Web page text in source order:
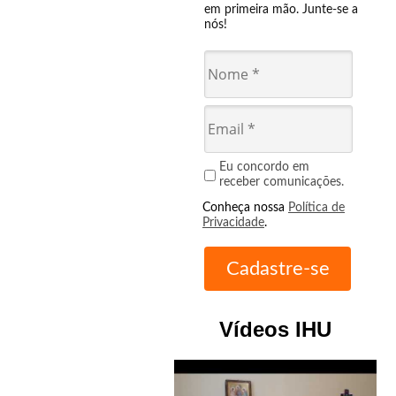
em primeira mão. Junte-se a
nós!
Eu concordo em
receber comunicações.
Conheça nossa Política de
Privacidade.
Vídeos IHU